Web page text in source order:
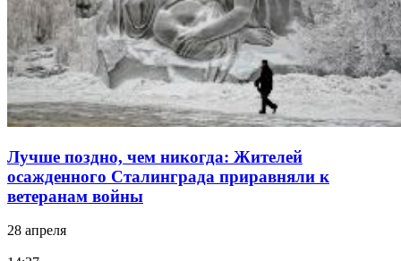
Лучше поздно, чем никогда: Жителей
осажденного Сталинграда приравняли к
ветеранам войны
28 апреля